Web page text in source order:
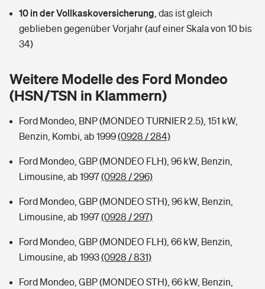
Tools
Wer versichert was: Jetzt Versicherer finden
Sie haben Fragen?
Handyversicherung
Musikinstrumentenversicherung
Zur Übersicht
Tools
Kinderunfall-Check: Mehr Sicherheit für deine Kids
Sie haben Fragen?
Sie haben Fragen?
10 in der Vollkaskoversicherung das ist gleich
geblieben gegenüber Vorjahr (auf einer Skala von 10 bis
34)
Weitere Modelle des Ford Mondeo
(HSN/TSN in Klammern)
Ford Mondeo, BNP (MONDEO TURNIER 2.5), 151 kW,
Benzin, Kombi, ab 1999(0928 / 284)
Ford Mondeo, GBP (MONDEO FLH), 96 kW, Benzin,
Limousine, ab 1997(0928 / 296)
Ford Mondeo, GBP (MONDEO STH), 96 kW, Benzin,
Limousine, ab 1997(0928 / 297)
Ford Mondeo, GBP (MONDEO FLH), 66 kW, Benzin,
Limousine, ab 1993(0928 / 831)
Ford Mondeo, GBP (MONDEO STH), 66 kW, Benzin,